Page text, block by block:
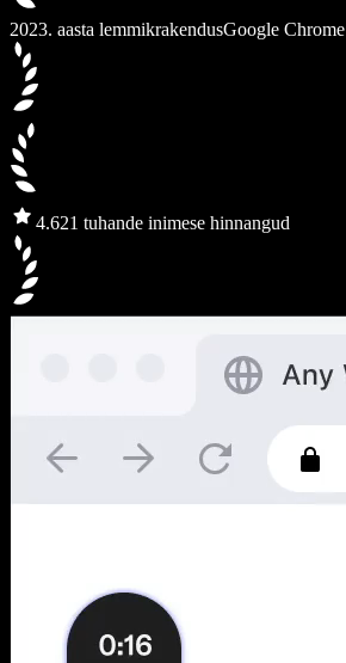
2023. aasta lemmikrakendusGoogle Chrome
4.621 tuhande inimese hinnangud